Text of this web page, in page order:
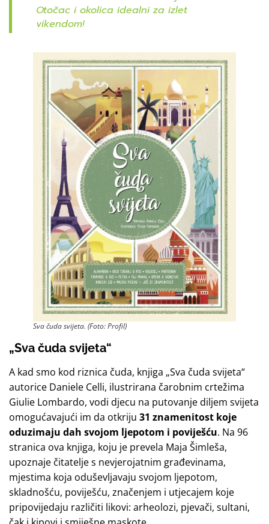
Otočac i okolica idealni za izlet
vikendom!
Sva čuda svijeta. (Foto: Profil)
„Sva čuda svijeta“
A kad smo kod riznica čuda, knjiga „Sva čuda svijeta“
autorice Daniele Celli, ilustrirana čarobnim crtežima
Giulie Lombardo, vodi djecu na putovanje diljem svijeta
omogućavajući im da otkriju 31 znamenitost koje
oduzimaju dah svojom ljepotom i poviješću. Na 96
stranica ova knjiga, koju je prevela Maja Šimleša,
upoznaje čitatelje s nevjerojatnim građevinama,
mjestima koja oduševljavaju svojom ljepotom,
skladnošću, poviješću, značenjem i utjecajem koje
pripovijedaju različiti likovi: arheolozi, pjevači, sultani,